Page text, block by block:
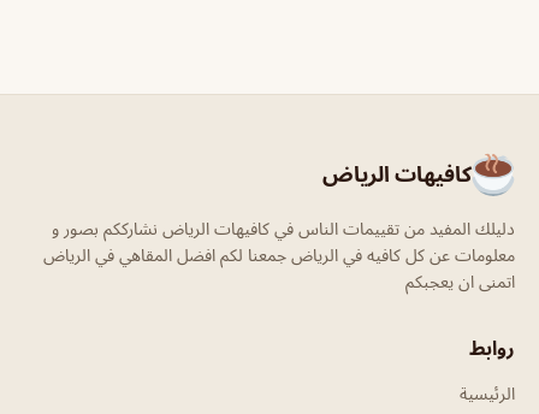
كافيهات الرياض
دليلك المفيد من تقييمات الناس في كافيهات الرياض نشارككم بصور و
معلومات عن كل كافيه في الرياض جمعنا لكم افضل المقاهي في الرياض
اتمنى ان يعجبكم
روابط
الرئيسية